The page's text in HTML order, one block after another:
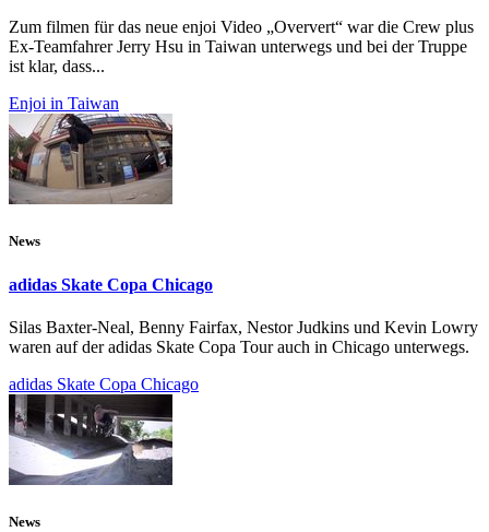
Zum filmen für das neue enjoi Video „Oververt“ war die Crew plus
Ex-Teamfahrer Jerry Hsu in Taiwan unterwegs und bei der Truppe
ist klar, dass...
Enjoi in Taiwan
News
adidas Skate Copa Chicago
Silas Baxter-Neal, Benny Fairfax, Nestor Judkins und Kevin Lowry
waren auf der adidas Skate Copa Tour auch in Chicago unterwegs.
adidas Skate Copa Chicago
News